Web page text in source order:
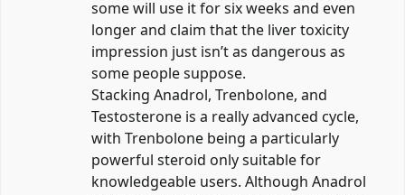
some will use it for six weeks and even
longer and claim that the liver toxicity
impression just isn’t as dangerous as
some people suppose.
Stacking Anadrol, Trenbolone, and
Testosterone is a really advanced cycle,
with Trenbolone being a particularly
powerful steroid only suitable for
knowledgeable users. Although Anadrol